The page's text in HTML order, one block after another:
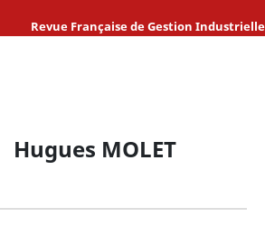
Revue Française de Gestion Industrielle
Hugues MOLET